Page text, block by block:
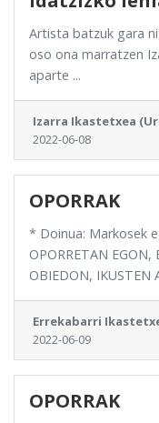
Artista batzuk gara
oso ona marratzen
aparte ...
Izarra Ikastetxea
2022-06-08
OPORRAK
* Doinua: Markosek
OPORRETAN
OBIEDON, IKUSTEN
Errekabarri
2022-06-09
OPORRAK